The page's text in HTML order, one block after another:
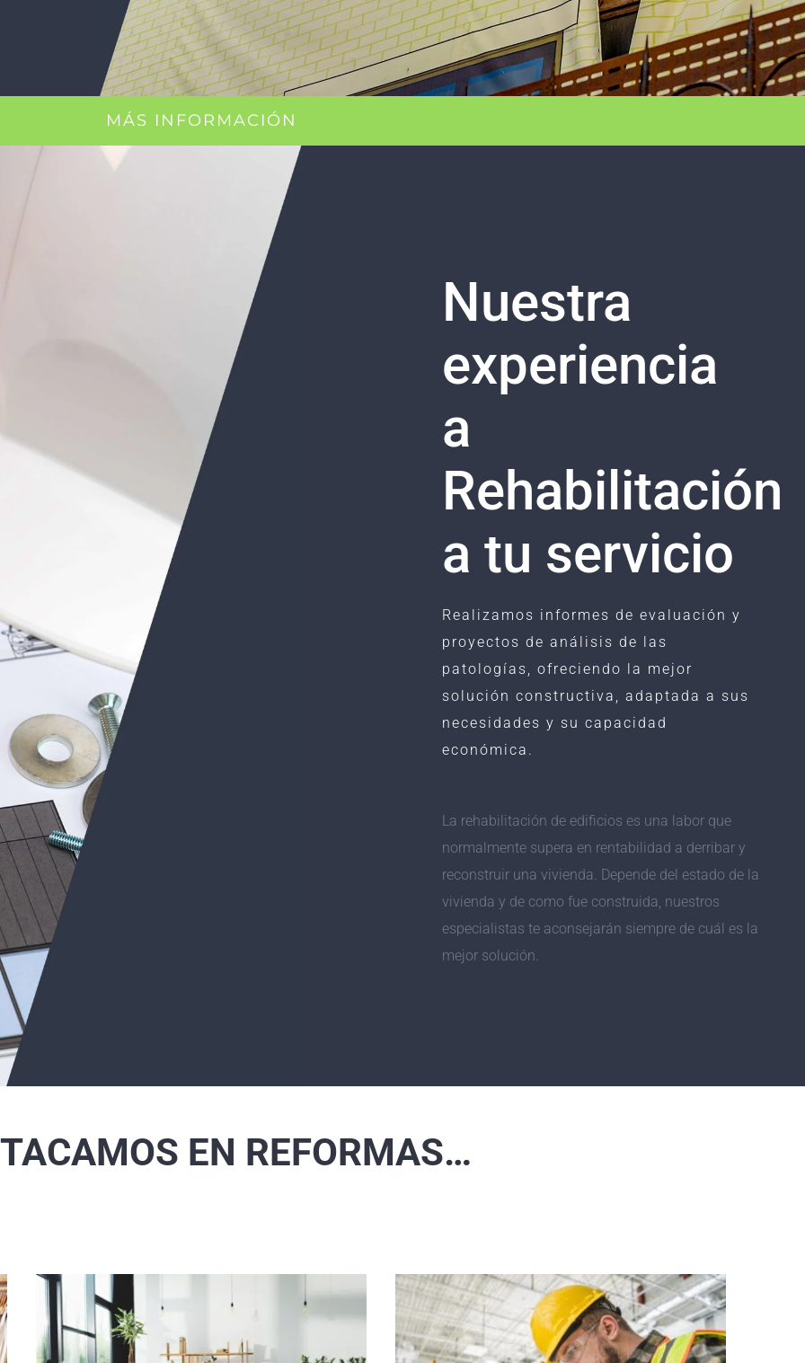
MÁS INFORMACIÓN
Nuestra
experiencia
a
Rehabilitación
a tu servicio
Realizamos informes de evaluación y
proyectos de análisis de las
patologías, ofreciendo la mejor
solución constructiva, adaptada a sus
necesidades y su capacidad
económica.
La rehabilitación de edificios es una labor que
normalmente supera en rentabilidad a derribar y
reconstruir una vivienda. Depende del estado de la
vivienda y de como fue construida, nuestros
especialistas te aconsejarán siempre de cuál es la
mejor solución.
EN REFORMAS…